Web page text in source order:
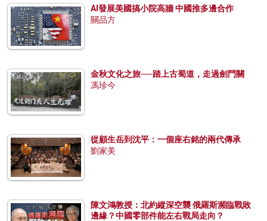
AI發展美國搞小院高牆 中國推多邊合作
關品方
金秋文化之旅──踏上古蜀道，走過劍門關
馮珍今
從顧生岳到沈平：一個座右銘的兩代傳承
劉家美
陳文鴻教授：北約縱深空襲 俄羅斯瀕臨戰敗
邊緣？中國零部件能左右戰局走向？